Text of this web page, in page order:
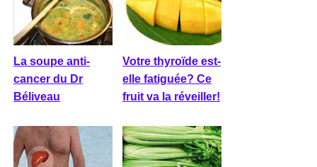
La soupe anti-
cancer du Dr
Béliveau
Votre thyroïde est-
elle fatiguée? Ce
fruit va la réveiller!